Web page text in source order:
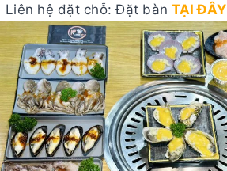
Liên hệ đặt chỗ: Đặt bànTẠI ĐÂY